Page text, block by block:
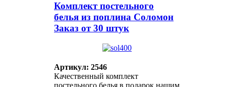
Комплект постельного
белья из поплина Соломон
Заказ от 30 штук
Артикул: 2546
Качественный комплект